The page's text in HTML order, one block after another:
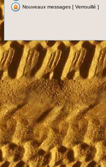
Nouveaux messages [ Verrouillé ]